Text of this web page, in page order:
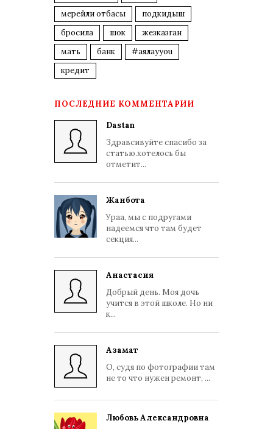
мерейли отбасы
подкидыш
бросила
шок
жезказган
мать
банк
#аялауyou
кредит
ПОСЛЕДНИЕ КОММЕНТАРИИ
Dastan
Здравсивуйте спасибо за
статью.хотелось бы
отметит...
Жанбота
Ураа, мы с подругами
надеемся что там будет
секция...
Анастасия
Добрый день. Моя дочь
учится в этой школе. Но ни
к...
Азамат
О, судя по фотографии там
не то что нужен ремонт, ...
Любовь Александровна